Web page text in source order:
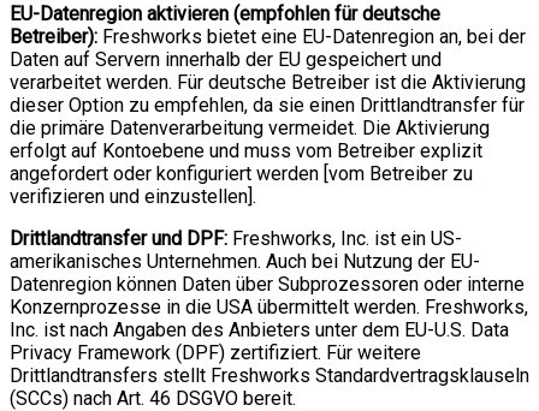
EU-Datenregion aktivieren (empfohlen für deutsche
Betreiber): Freshworks bietet eine EU-Datenregion an, bei der
Daten auf Servern innerhalb der EU gespeichert und
verarbeitet werden. Für deutsche Betreiber ist die Aktivierung
dieser Option zu empfehlen, da sie einen Drittlandtransfer für
die primäre Datenverarbeitung vermeidet. Die Aktivierung
erfolgt auf Kontoebene und muss vom Betreiber explizit
angefordert oder konfiguriert werden [vom Betreiber zu
verifizieren und einzustellen].
Drittlandtransfer und DPF: Freshworks, Inc. ist ein US-
amerikanisches Unternehmen. Auch bei Nutzung der EU-
Datenregion können Daten über Subprozessoren oder interne
Konzernprozesse in die USA übermittelt werden. Freshworks,
Inc. ist nach Angaben des Anbieters unter dem EU-U.S. Data
Privacy Framework (DPF) zertifiziert. Für weitere
Drittlandtransfers stellt Freshworks Standardvertragsklauseln
(SCCs) nach Art. 46 DSGVO bereit.